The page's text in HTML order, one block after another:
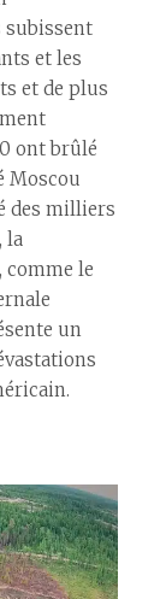
subissent
et les
et de plus
ont brûlé
Moscou
des milliers
la
le
un